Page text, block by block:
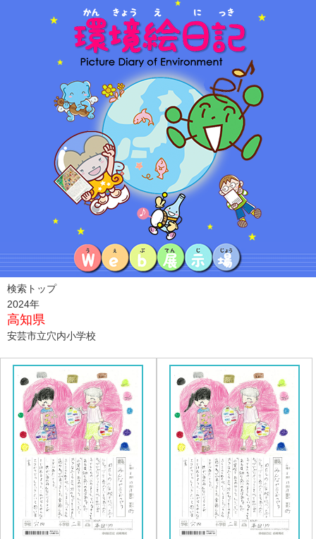
検索トップ
2024年
高知県
安芸市立穴内小学校